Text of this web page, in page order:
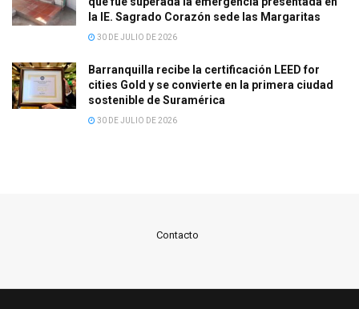
la IE. Sagrado Corazón sede las Margaritas
30 DE JULIO DE 2026
Barranquilla recibe la certificación LEED for
cities Gold y se convierte en la primera ciudad
sostenible de Suramérica
30 DE JULIO DE 2026
Contacto